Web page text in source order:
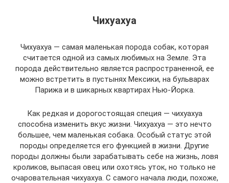
Чихуахуа
Чихуахуа — самая маленькая порода собак, которая
считается одной из самых любимых на Земле. Эта
порода действительно является распространенной, ее
можно встретить в пустынях Мексики, на бульварах
Парижа и в шикарных квартирах Нью-Йорка.
Как редкая и дорогостоящая специя — чихуахуа
способна изменить вкус жизни. Чихуахуа — это нечто
большее, чем маленькая собака. Особый статус этой
породы определяется его функцией в жизни. Другие
породы должны были зарабатывать себе на жизнь, ловя
кроликов, выпасая овец или охотясь уток, но только не
очаровательная чихуахуа. С самого начала люди, похоже,